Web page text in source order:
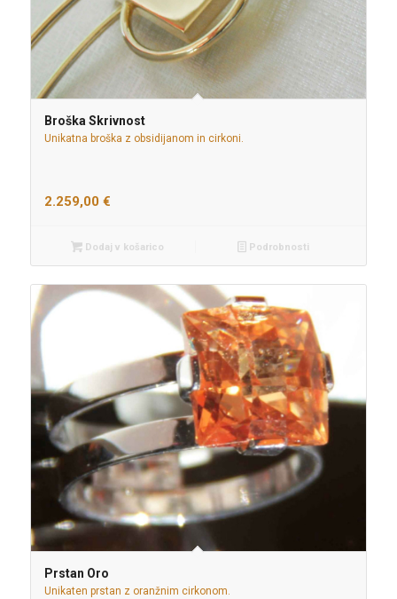
Broška Skrivnost
Unikatna broška z obsidijanom in cirkoni.
2.259,00 €
Dodaj v košarico Podrobnosti
Prstan Oro
Unikaten prstan z oranžnim cirkonom.